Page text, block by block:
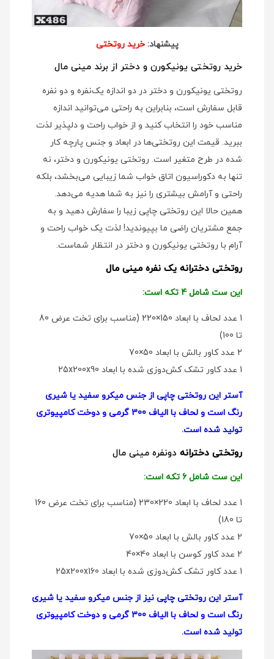
پیشنهاد:خرید روتختی
خرید روتختی یونیکورن و دختر از برند مینی مال
روتختی یونیکورن و دختر در دو اندازه یک‌نفره و دو نفره
قابل سفارش است، بنابراین به راحتی می‌توانید اندازه
مناسب خود را انتخاب کنید و از خواب راحت و دلپذیر لذت
ببرید. قیمت این روتختی‌ها در ابعاد و جنس پارچه کار
شده در طرح متغیر است. روتختی یونیکورن و دختر، نه
تنها به دکوراسیون اتاق خواب شما زیبایی می‌بخشد، بلکه
راحتی و آرامش بیشتری را نیز به شما هدیه می‌دهد.
همین حالا این روتختی چاپی زیبا را سفارش دهید و به
جمع مشتریان راضی ما بپیوندید! لذت یک خواب راحت و
آرام با روتختی یونیکورن و دختر در انتظار شماست.
روتختی دخترانه یک نفره مینی مال
این ست شامل 4 تکه است:
1 عدد لحاف با ابعاد 150×220 (مناسب برای تخت عرض 80
تا 100)
2 عدد کاور بالش با ابعاد 50×70
1 عدد کاور تشک کش‌دوزی شده با ابعاد 25x200x90
آستر این روتختی چاپی از جنس میکرو سفید یا شیری
رنگ است و لحاف با الیاف 300 گرمی و دوخت کامپیوتری
تولید شده است.
روتختی دخترانه دو‌نفره مینی مال
این ست شامل 6 تکه است:
1 عدد لحاف با ابعاد 220×230 (مناسب برای تخت عرض 160
تا 180)
2 عدد کاور بالش با ابعاد 50×70
2 عدد کاور کوسن با ابعاد 40×40
1 عدد کاور تشک کش‌دوزی شده با ابعاد 25x200x160
آستر این روتختی چاپی نیز از جنس میکرو سفید یا شیری
رنگ است و لحاف با الیاف 300 گرمی و دوخت کامپیوتری
تولید شده است.